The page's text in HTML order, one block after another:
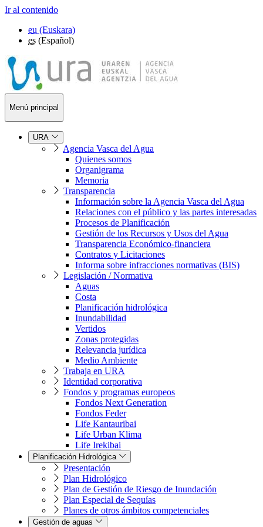
Ir al contenido
eu (Euskara)
es (Español)
Menú principal
URA
Agencia Vasca del Agua
Quienes somos
Organigrama
Memoria
Transparencia
Información sobre la Agencia Vasca del Agua
Relaciones con el público y las partes interesadas
Procesos de Planificación
Gestión de los Recursos y Usos del Agua
Transparencia Económico-financiera
Contratos y Licitaciones
Informa sobre infracciones normativas (BIS)
Legislación / Normativa
Aguas
Costa
Planificación hidrológica
Inundabilidad
Vertidos
Zonas protegidas
Relevancia jurídica
Medio Ambiente
Trabaja en URA
Identidad corporativa
Fondos y programas europeos
Fondos Next Generation
Fondos Feder
Life Kantauribai
Life Urban Klima
Life Irekibai
Planificación Hidrológica
Presentación
Plan Hidrológico
Plan de Gestión de Riesgo de Inundación
Plan Especial de Sequías
Planes de otros ámbitos competenciales
Gestión de aguas